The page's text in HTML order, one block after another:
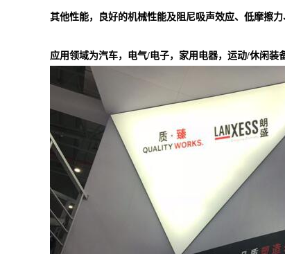
其他性能，良好的机械性能及阻尼吸声效应、低摩擦
应用领域为汽车，电气/电子，家用电器，运动/休闲装